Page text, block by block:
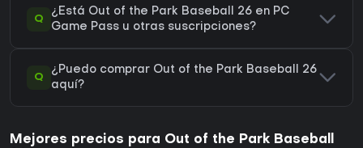
Q
¿Está Out of the Park Baseball 26 en PC
Game Pass u otras suscripciones?
Q
¿Puedo comprar Out of the Park Baseball 26
aquí?
Mejores precios para Out of the Park Baseball